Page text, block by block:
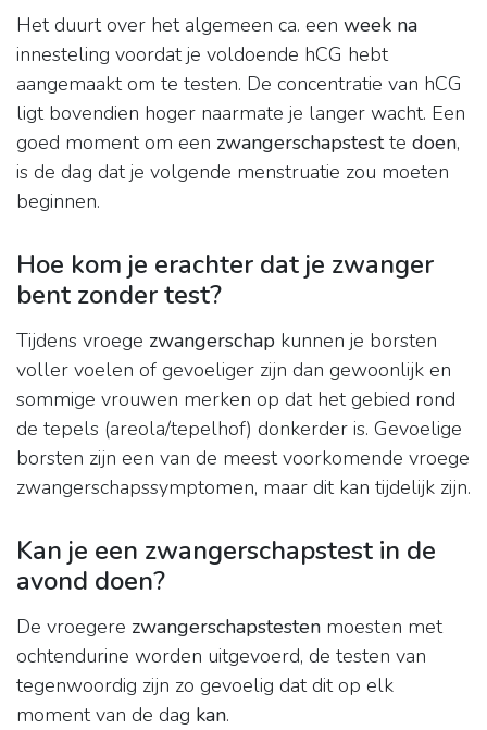
Het duurt over het algemeen ca. een week na
innesteling voordat je voldoende hCG hebt
aangemaakt om te testen. De concentratie van hCG
ligt bovendien hoger naarmate je langer wacht. Een
goed moment om een zwangerschapstestte doen,
is de dag dat je volgende menstruatie zou moeten
beginnen.
Hoe kom je erachter dat je zwanger
bent zonder test?
Tijdens vroege zwangerschap kunnen je borsten
voller voelen of gevoeliger zijn dan gewoonlijk en
sommige vrouwen merken op dat het gebied rond
de tepels (areola/tepelhof) donkerder is. Gevoelige
borsten zijn een van de meest voorkomende vroege
zwangerschapssymptomen, maar dit kan tijdelijk zijn.
Kan je een zwangerschapstest in de
avond doen?
De vroegere zwangerschapstesten moesten met
ochtendurine worden uitgevoerd, de testen van
tegenwoordig zijn zo gevoelig dat dit op elk
moment van de dag kan.